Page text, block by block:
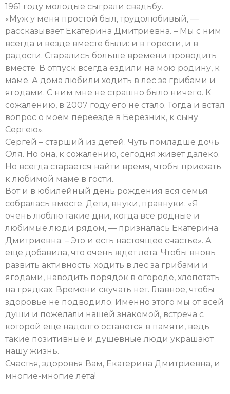
1961 году молодые сыграли свадьбу.
«Муж у меня простой был, трудолюбивый, —
рассказывает Екатерина Дмитриевна. – Мы с ним
всегда и везде вместе были: и в горести, и в
радости. Старались больше времени проводить
вместе. В отпуск всегда ездили на мою родину, к
маме. А дома любили ходить в лес за грибами и
ягодами. С ним мне не страшно было ничего. К
сожалению, в 2007 году его не стало. Тогда и встал
вопрос о моем переезде в Березник, к сыну
Сергею».
Сергей – старший из детей. Чуть помладше дочь
Оля. Но она, к сожалению, сегодня живет далеко.
Но всегда старается найти время, чтобы приехать
к любимой маме в гости.
Вот и в юбилейный день рождения вся семья
собралась вместе. Дети, внуки, правнуки. «Я
очень люблю такие дни, когда все родные и
любимые люди рядом, — призналась Екатерина
Дмитриевна. – Это и есть настоящее счастье». А
еще добавила, что очень ждет лета. Чтобы вновь
развить активность: ходить в лес за грибами и
ягодами, наводить порядок в огороде, хлопотать
на грядках. Времени скучать нет. Главное, чтобы
здоровье не подводило. Именно этого мы от всей
души и пожелали нашей знакомой, встреча с
которой еще надолго останется в памяти, ведь
такие позитивные и душевные люди украшают
нашу жизнь.
Счастья, здоровья Вам, Екатерина Дмитриевна, и
многие-многие лета!